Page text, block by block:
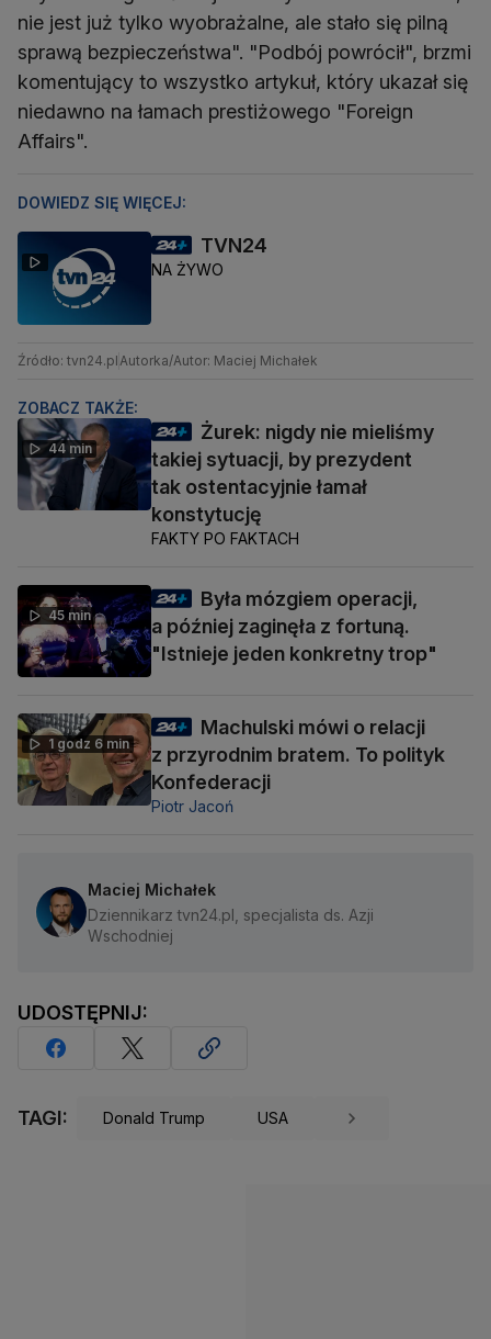
nie jest już tylko wyobrażalne, ale stało się pilną
sprawą bezpieczeństwa". "Podbój powrócił", brzmi
komentujący to wszystko artykuł, który ukazał się
niedawno na łamach prestiżowego "Foreign
Affairs".
DOWIEDZ SIĘ WIĘCEJ:
TVN24
NA ŻYWO
Źródło: tvn24.pl Autorka/Autor: Maciej Michałek
ZOBACZ TAKŻE:
44 min
Żurek: nigdy nie mieliśmy
takiej sytuacji, by prezydent
tak ostentacyjnie łamał
konstytucję
FAKTY PO FAKTACH
45 min
Była mózgiem operacji,
a później zaginęła z fortuną.
"Istnieje jeden konkretny trop"
1 godz 6 min
Machulski mówi o relacji
z przyrodnim bratem. To polityk
Konfederacji
Piotr Jacoń
Maciej Michałek
Dziennikarz tvn24.pl, specjalista ds. Azji
Wschodniej
UDOSTĘPNIJ:
TAGI: Donald Trump USA